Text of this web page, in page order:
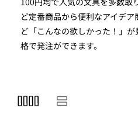
l
l
e
i
o
ど定番商品から便利なアイデ
ど「こんなの欲しかった！」
格で発注ができます。